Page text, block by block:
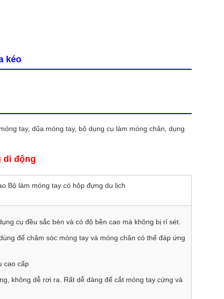
kéo
tay, dũa móng tay, bộ dụng cụ làm móng chân, dụng
di động
Bộ làm móng tay có hộp đựng du lịch
cụ đều sắc bén và có độ bền cao mà không bị rỉ sét.
để chăm sóc móng tay và móng chân có thể đáp ứng
cao cấp
không dễ rơi ra. Rất dễ dàng để cắt móng tay cứng và